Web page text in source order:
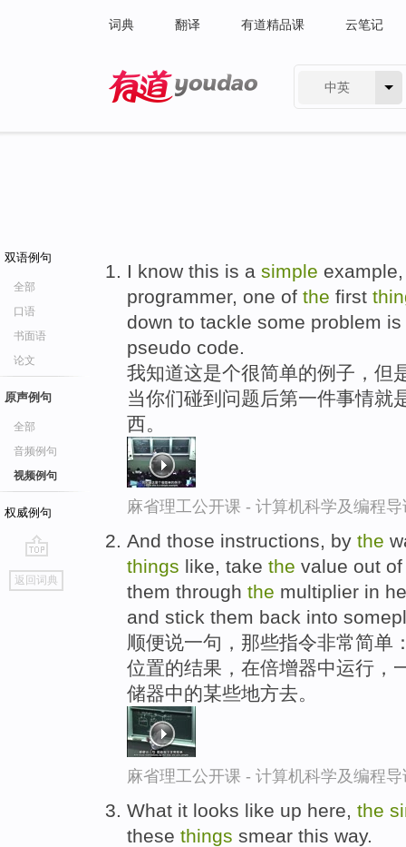
词典 翻译 有道精品课 云笔记
中英
双语例句
全部
口语
书面语
论文
原声例句
全部
音频例句
视频例句
权威例句
go
top
返回词典
I know this is a simple
programmer, one of the first
down to tackle some problem
pseudo code.
我知道这是个很简单的例子，但
当你们碰到问题后第一件事情就
西。
麻省理工公开课 - 计算机科学及编程
And those instructions, by the
things like, take the value out
them through the multiplier in
and stick them back into
顺便说一句，那些指令非常简单
位置的结果，在倍增器中运行，
储器中的某些地方去。
麻省理工公开课 - 计算机科学及编程
What it looks like up here, the
these things smear this way.